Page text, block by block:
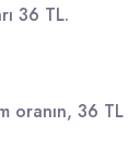
36 TL.
oranın, 36 TL